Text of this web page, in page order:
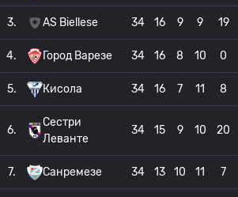
3. AS Biellese 34 16 9 9 19
4. Город Варезе 34 16 8 10 0
5. Кисола 34 16 7 11 8
6.
Сестри
Леванте
34 15 9 10 20
7. Санремезе 34 13 10 11 7